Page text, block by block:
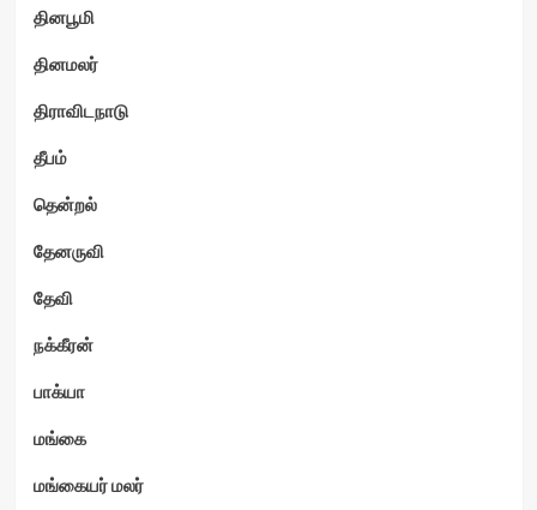
தினபூமி
தினமலர்
திராவிடநாடு
தீபம்
தென்றல்
தேனருவி
தேவி
நக்கீரன்
பாக்யா
மங்கை
மங்கையர் மலர்